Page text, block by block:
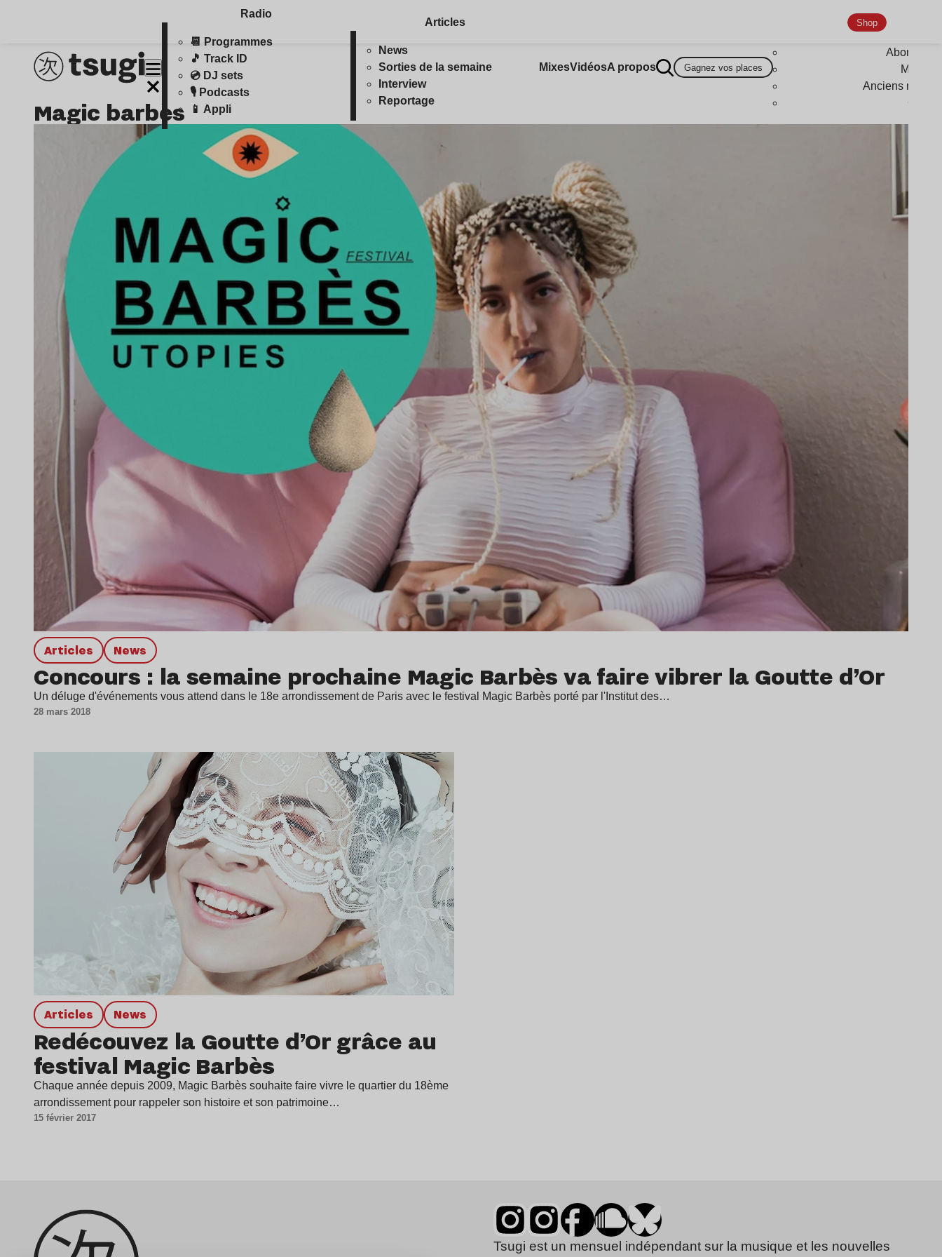
Radio
📆 Programmes
🎵 Track ID
💿 DJ sets
🎙️ Podcasts
📱 Appli
Articles
News
Sorties de la semaine
Interview
Reportage
MixesVidéosA propos Gagnez vos places
Shop
Anciens
magic barbès
Articles news
Concours : la semaine prochaine Magic Barbès va faire vibrer la Goutte d’Or
Un déluge d'événements vous attend dans le 18e arrondissement de Paris avec le festival Magic Barbès porté par l'Institut des…
28 mars 2018
Articles news
Redécouvez la Goutte d’Or grâce au
festival Magic Barbès
Chaque année depuis 2009, Magic Barbès souhaite faire vivre le quartier du 18ème
arrondissement pour rappeler son histoire et son patrimoine…
15 février 2017
Tsugi est un mensuel indépendant sur la musique et les nouvelles